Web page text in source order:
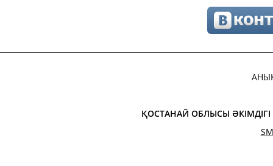
ҚОСТАНАЙ ОБЛЫСЫ